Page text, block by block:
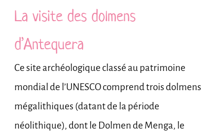
La visite des dolmens
d’Antequera
Ce site archéologique classé au patrimoine
mondial de l’UNESCO comprend trois dolmens
mégalithiques (datant de la période
néolithique), dont le Dolmen de Menga, le